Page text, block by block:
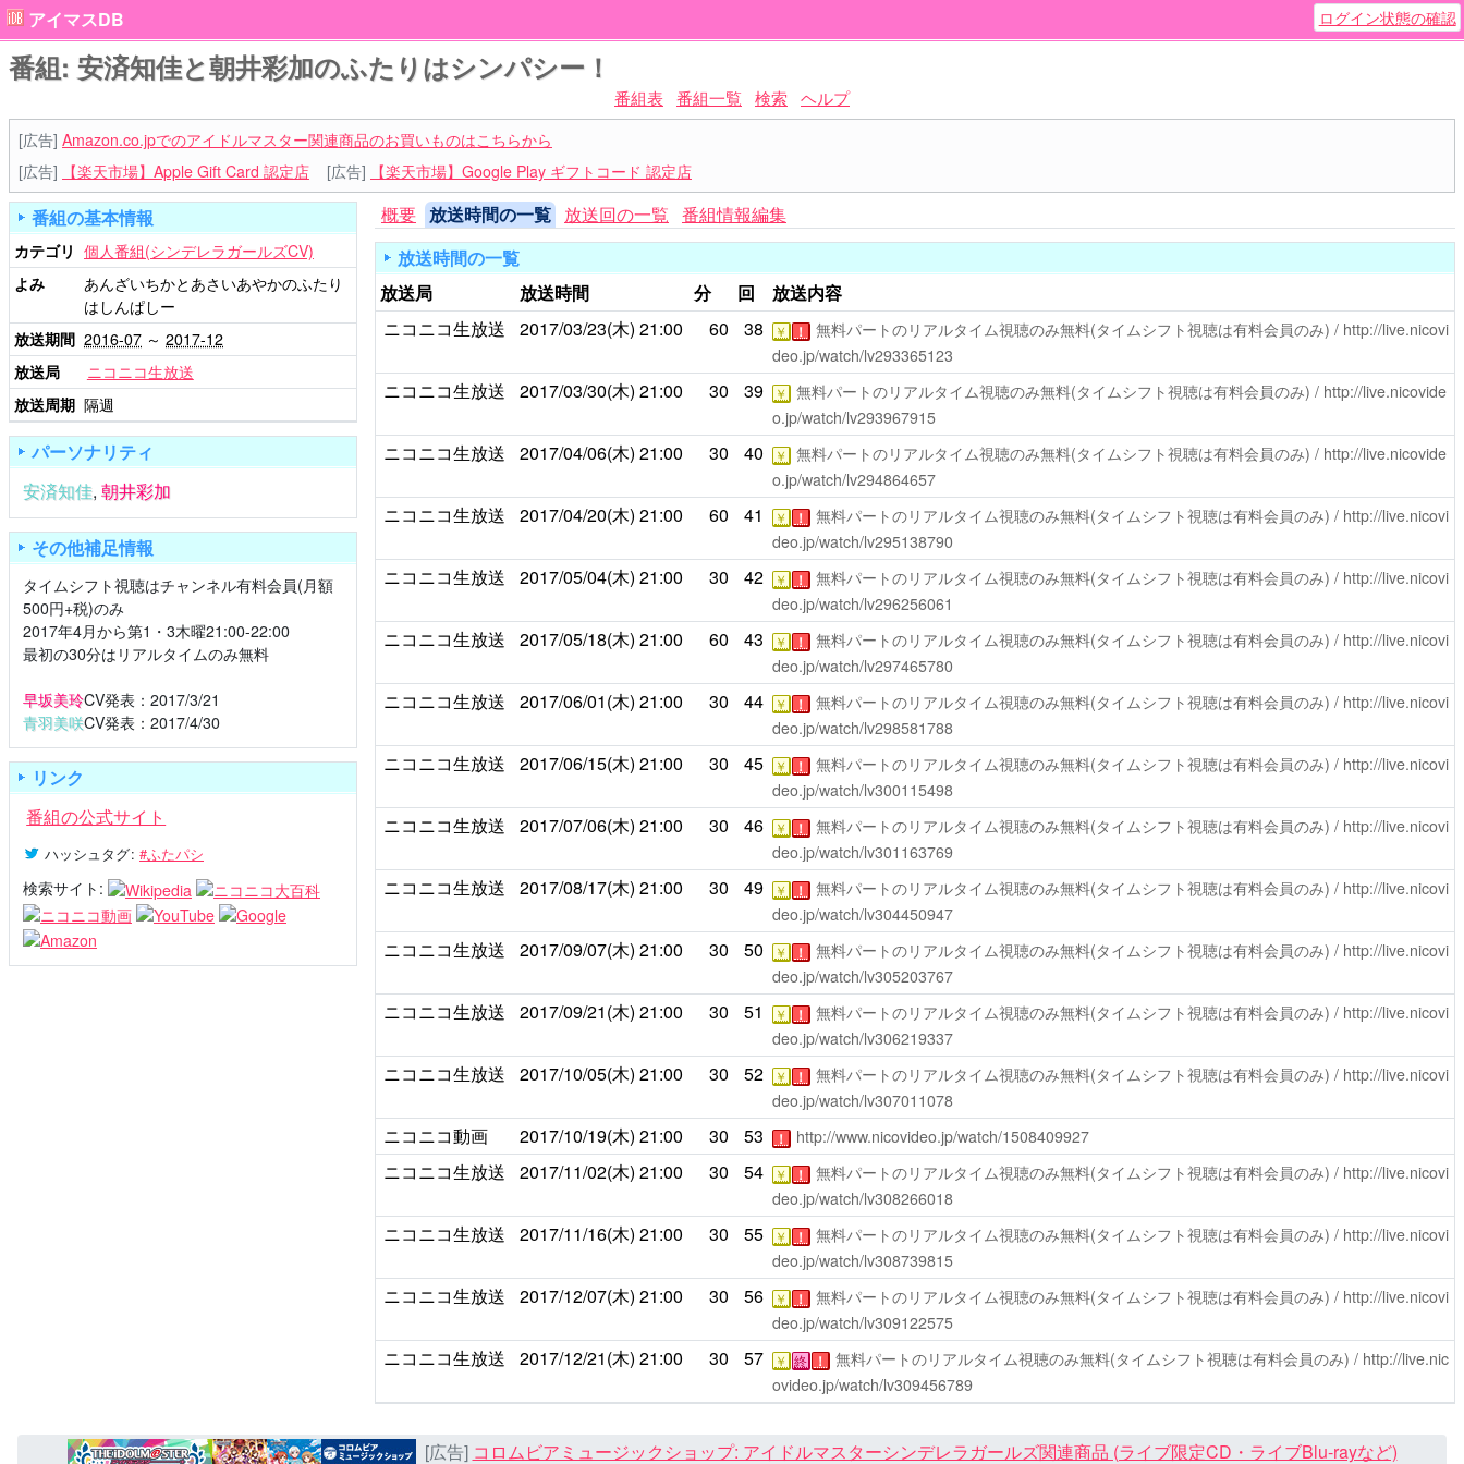
アイマスDB ログイン状態の確認
番組: 安済知佳と朝井彩加のふたりはシンパシー！
番組表 番組一覧 検索 ヘルプ
[広告] Amazon.co.jpでのアイドルマスター関連商品のお買いものはこちらから
[広告]
【楽天市場】Apple Gift Card 認定店 [広告] 【楽天市場】Google Play ギフトコード 認定店
概要 放送時間の一覧 放送回の一覧 番組情報編集
放送時間の一覧
放送局
放送時間 分 回
放送内容
ニコニコ生放送
2017/03/23(木) 21:00 60 38 ￥ ！ 無料パートのリアルタイム視聴のみ無料(タイムシフト視聴は有料会員のみ) / http://live.nicovi
deo.jp/watch/lv293365123
ニコニコ生放送 2017/03/30(木) 21:00 30 39 ￥ 無料パートのリアルタイム視聴のみ無料(タイムシフト視聴は有料会員のみ) / http://live.nicovide
o.jp/watch/lv293967915
ニコニコ生放送 2017/04/06(木) 21:00 30 40 ￥ 無料パートのリアルタイム視聴のみ無料(タイムシフト視聴は有料会員のみ) / http://live.nicovide
o.jp/watch/lv294864657
ニコニコ生放送 2017/04/20(木) 21:00 60 41 ￥ ！ 無料パートのリアルタイム視聴のみ無料(タイムシフト視聴は有料会員のみ) / http://live.nicovi
deo.jp/watch/lv295138790
ニコニコ生放送 2017/05/04(木) 21:00 30 42 ￥ ！ 無料パートのリアルタイム視聴のみ無料(タイムシフト視聴は有料会員のみ) / http://live.nicovi
deo.jp/watch/lv296256061
ニコニコ生放送 2017/05/18(木) 21:00 60 43 ￥ ！ 無料パートのリアルタイム視聴のみ無料(タイムシフト視聴は有料会員のみ) / http://live.nicovi
deo.jp/watch/lv297465780
ニコニコ生放送 2017/06/01(木) 21:00 30 44 ￥ ！ 無料パートのリアルタイム視聴のみ無料(タイムシフト視聴は有料会員のみ) / http://live.nicovi
deo.jp/watch/lv298581788
ニコニコ生放送 2017/06/15(木) 21:00 30 45 ￥ ！ 無料パートのリアルタイム視聴のみ無料(タイムシフト視聴は有料会員のみ) / http://live.nicovi
deo.jp/watch/lv300115498
ニコニコ生放送 2017/07/06(木) 21:00 30 46 ￥ ！ 無料パートのリアルタイム視聴のみ無料(タイムシフト視聴は有料会員のみ) / http://live.nicovi
deo.jp/watch/lv301163769
ニコニコ生放送 2017/08/17(木) 21:00 30 49 ￥ ！ 無料パートのリアルタイム視聴のみ無料(タイムシフト視聴は有料会員のみ) / http://live.nicovi
deo.jp/watch/lv304450947
ニコニコ生放送 2017/09/07(木) 21:00 30 50 ￥ ！ 無料パートのリアルタイム視聴のみ無料(タイムシフト視聴は有料会員のみ) / http://live.nicovi
deo.jp/watch/lv305203767
ニコニコ生放送 2017/09/21(木) 21:00 30 51 ￥ ！ 無料パートのリアルタイム視聴のみ無料(タイムシフト視聴は有料会員のみ) / http://live.nicovi
deo.jp/watch/lv306219337
ニコニコ生放送 2017/10/05(木) 21:00 30 52 ￥ ！ 無料パートのリアルタイム視聴のみ無料(タイムシフト視聴は有料会員のみ) / http://live.nicovi
deo.jp/watch/lv307011078
ニコニコ動画 2017/10/19(木) 21:00 30 53 ！ http://www.nicovideo.jp/watch/1508409927
ニコニコ生放送 2017/11/02(木) 21:00 30 54 ￥ ！ 無料パートのリアルタイム視聴のみ無料(タイムシフト視聴は有料会員のみ) / http://live.nicovi
deo.jp/watch/lv308266018
ニコニコ生放送 2017/11/16(木) 21:00 30 55 ￥ ！ 無料パートのリアルタイム視聴のみ無料(タイムシフト視聴は有料会員のみ) / http://live.nicovi
deo.jp/watch/lv308739815
ニコニコ生放送 2017/12/07(木) 21:00 30 56 ￥ ！ 無料パートのリアルタイム視聴のみ無料(タイムシフト視聴は有料会員のみ) / http://live.nicovi
deo.jp/watch/lv309122575
ニコニコ生放送 2017/12/21(木) 21:00 30 57 ￥ 終 ！ 無料パートのリアルタイム視聴のみ無料(タイムシフト視聴は有料会員のみ) / http://live.nic
ovideo.jp/watch/lv309456789
番組の基本情報
カテゴリ 個人番組(シンデレラガールズCV)
よみ
あんざいちかとあさいあやかのふたり
はしんぱしー
放送期間 2016-07 ～ 2017-12
放送局
ニコニコ生放送
放送周期 隔週
パーソナリティ
安済知佳, 朝井彩加
その他補足情報
タイムシフト視聴はチャンネル有料会員(月額
500円+税)のみ
2017年4月から第1・3木曜21:00-22:00
最初の30分はリアルタイムのみ無料
早坂美玲CV発表：2017/3/21
青羽美咲CV発表：2017/4/30
リンク
番組の公式サイト
ハッシュタグ: #ふたパシ
検索サイト:
[広告] コロムビアミュージックショップ: アイドルマスターシンデレラガールズ関連商品 (ライブ限定CD・ライブBlu-rayなど)